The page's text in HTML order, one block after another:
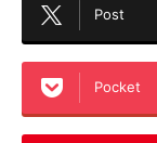
Post
Pocket